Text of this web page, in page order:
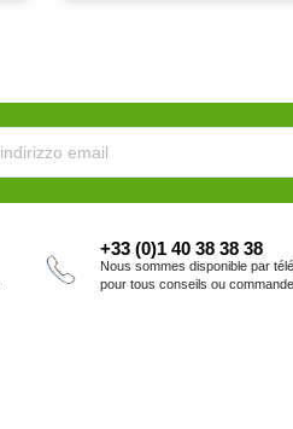
+33 (0)1 40 38 38 38
Nous sommes disponible par
pour tous conseils ou